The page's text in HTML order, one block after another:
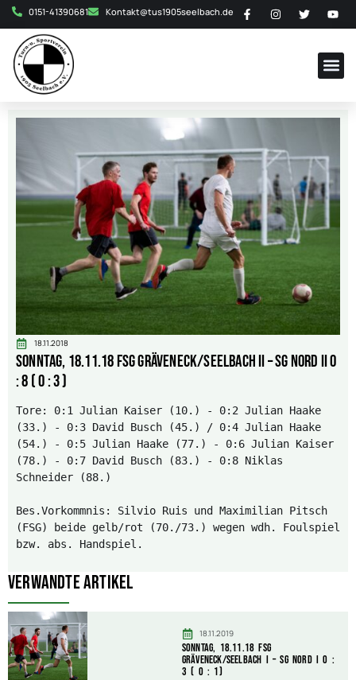
0151-41390681 Kontakt@tus1905seelbach.de
18.11.2018
Sonntag, 18.11.18 FSG Gräveneck/Seelbach II – SG Nord II 0
: 8 ( 0 : 3 )
Tore: 0:1 Julian Kaiser (10.) - 0:2 Julian Haake
(33.) - 0:3 David Busch (45.) / 0:4 Julian Haake
(54.) - 0:5 Julian Haake (77.) - 0:6 Julian Kaiser
(78.) - 0:7 David Busch (83.) - 0:8 Niklas
Schneider (88.)
Bes.Vorkommnis: Silvio Ruis und Maximilian Pitsch
(FSG) beide gelb/rot (70./73.) wegen wdh. Foulspiel
bzw. abs. Handspiel.
Verwandte Artikel
18.11.2019
Sonntag, 18.11.18 FSG
Gräveneck/Seelbach I – SG Nord I 0 :
3 ( 0 : 1)